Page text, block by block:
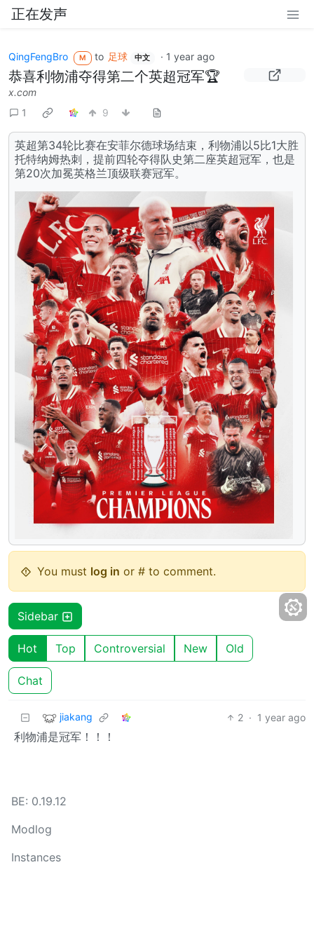
正在发声
QingFengBro M to 足球 中文 · 1 year ago
恭喜利物浦夺得第二个英超冠军🏆
x.com
1
9
英超第34轮比赛在安菲尔德球场结束，利物浦以5比1大胜
托特纳姆热刺，提前四轮夺得队史第二座英超冠军，也是
第20次加冕英格兰顶级联赛冠军。
You must log in or # to comment.
Sidebar
Hot Top Controversial New Old
Chat
jiakang 2 · 1 year ago
利物浦是冠军！！！
BE: 0.19.12
Modlog
Instances